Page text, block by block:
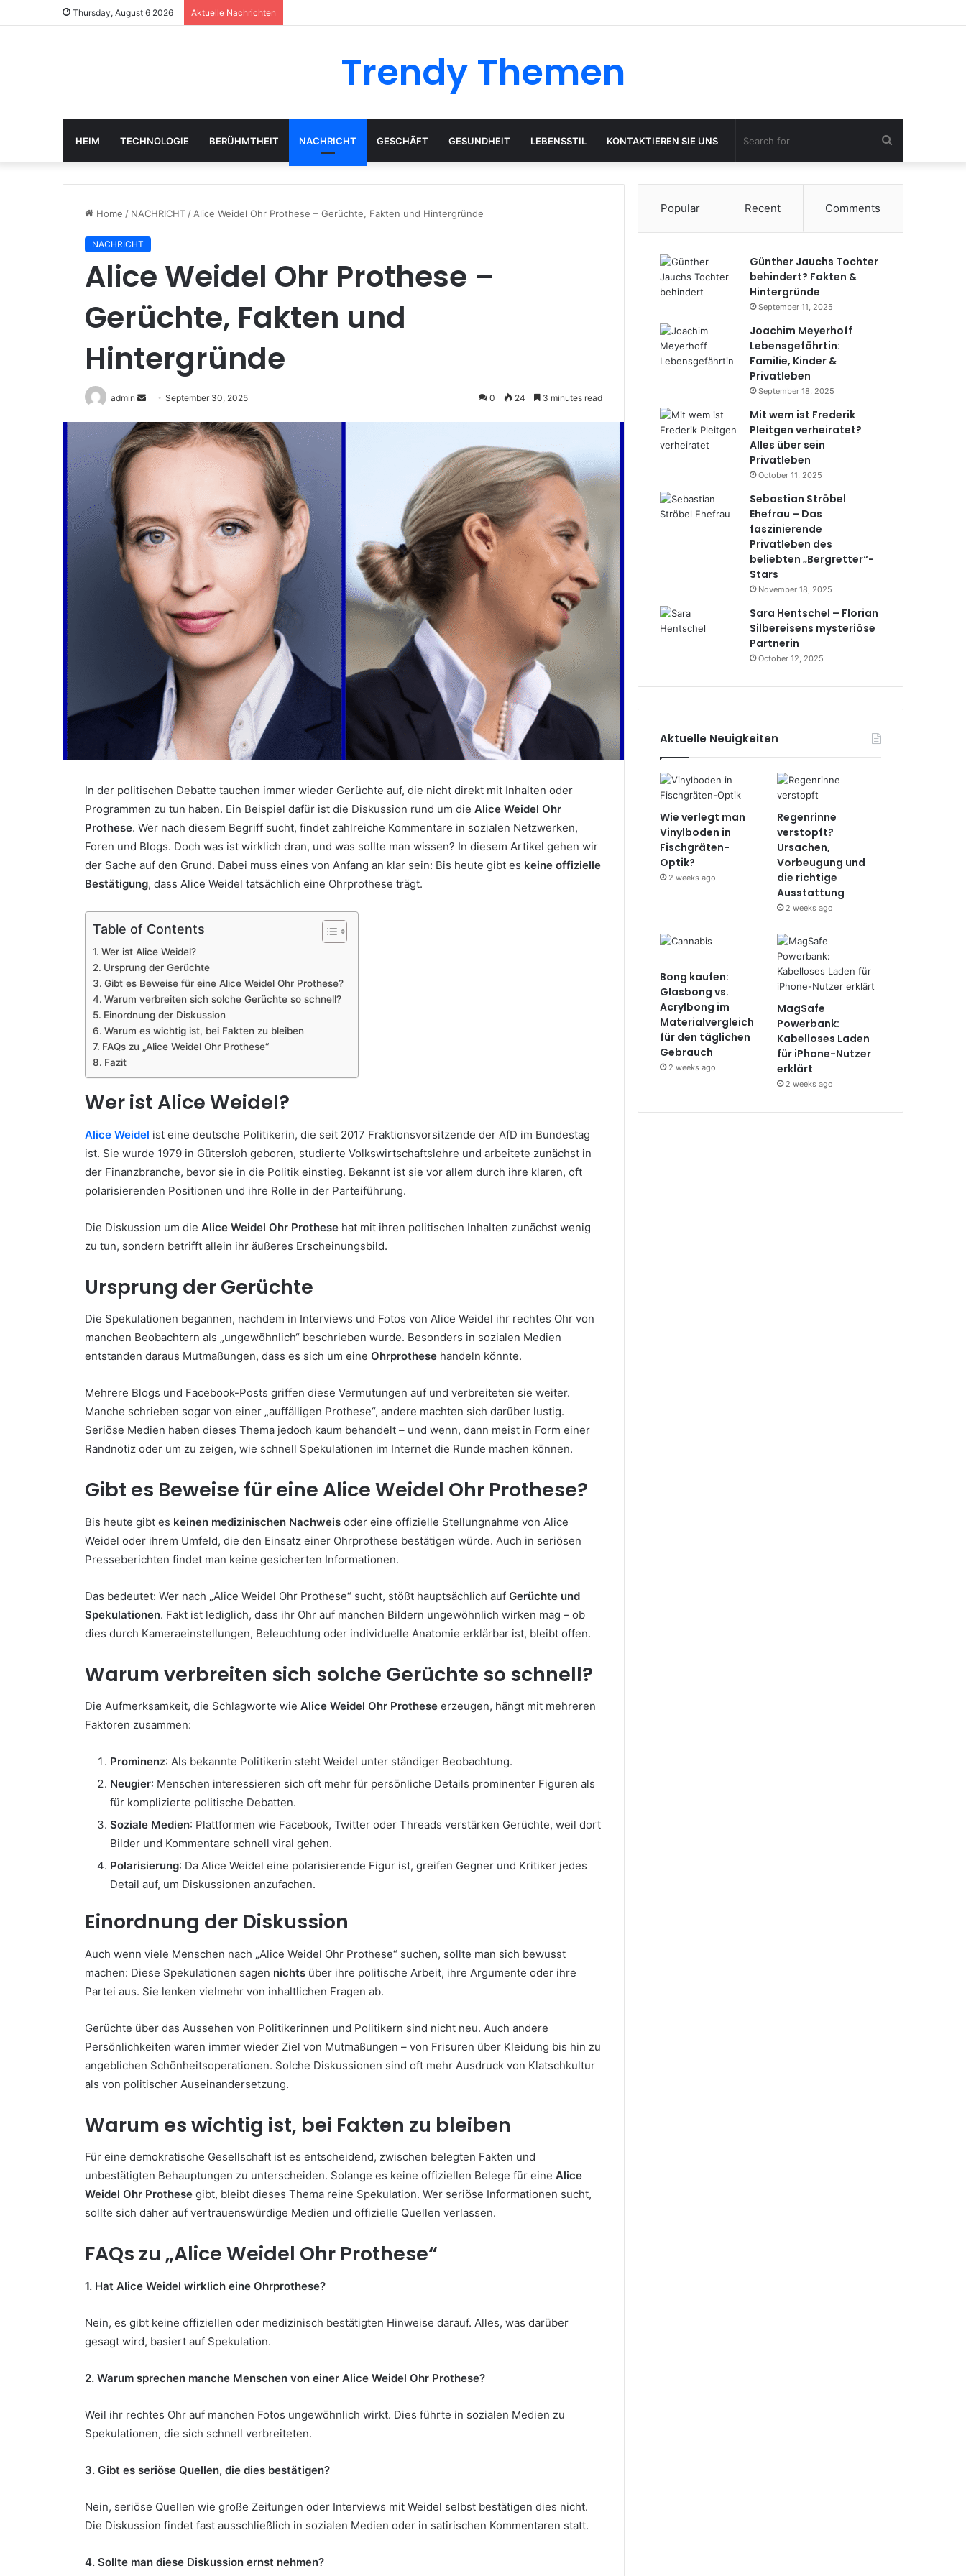
Thursday, August 6 2026 Aktuelle Nachrichten
Trendy Themen
HEIM TECHNOLOGIE BERÜHMTHEIT NACHRICHT GESCHÄFT GESUNDHEIT LEBENSSTIL KONTAKTIEREN SIE UNS Search
for
Home / NACHRICHT / Alice Weidel Ohr Prothese – Gerüchte, Fakten und Hintergründe
NACHRICHT
Alice Weidel Ohr Prothese –
Gerüchte, Fakten und
Hintergründe
admin
n
d
n
m
a
i
September 30, 2025 0 24 3 minutes read
In der politischen Debatte tauchen immer wieder Gerüchte auf, die nicht direkt mit Inhalten oder
Programmen zu tun haben. Ein Beispiel dafür ist die Diskussion rund um die Alice Weidel Ohr
Prothese. Wer nach diesem Begriff sucht, findet zahlreiche Kommentare in sozialen Netzwerken,
Foren und Blogs. Doch was ist wirklich dran, und was sollte man wissen? In diesem Artikel gehen wir
der Sache auf den Grund. Dabei muss eines von Anfang an klar sein: Bis heute gibt es keine offizielle
Bestätigung, dass Alice Weidel tatsächlich eine Ohrprothese trägt.
Table of Contents
Wer ist Alice Weidel?
Ursprung der Gerüchte
Gibt es Beweise für eine Alice Weidel Ohr Prothese?
Warum verbreiten sich solche Gerüchte so schnell?
Einordnung der Diskussion
Warum es wichtig ist, bei Fakten zu bleiben
FAQs zu „Alice Weidel Ohr Prothese“
Fazit
Wer ist Alice Weidel?
Alice Weidel ist eine deutsche Politikerin, die seit 2017 Fraktionsvorsitzende der AfD im Bundestag
ist. Sie wurde 1979 in Gütersloh geboren, studierte Volkswirtschaftslehre und arbeitete zunächst in
der Finanzbranche, bevor sie in die Politik einstieg. Bekannt ist sie vor allem durch ihre klaren, oft
polarisierenden Positionen und ihre Rolle in der Parteiführung.
Die Diskussion um die Alice Weidel Ohr Prothese hat mit ihren politischen Inhalten zunächst wenig
zu tun, sondern betrifft allein ihr äußeres Erscheinungsbild.
Ursprung der Gerüchte
Die Spekulationen begannen, nachdem in Interviews und Fotos von Alice Weidel ihr rechtes Ohr von
manchen Beobachtern als „ungewöhnlich“ beschrieben wurde. Besonders in sozialen Medien
entstanden daraus Mutmaßungen, dass es sich um eine Ohrprothese handeln könnte.
Mehrere Blogs und Facebook-Posts griffen diese Vermutungen auf und verbreiteten sie weiter.
Manche schrieben sogar von einer „auffälligen Prothese“, andere machten sich darüber lustig.
Seriöse Medien haben dieses Thema jedoch kaum behandelt – und wenn, dann meist in Form einer
Randnotiz oder um zu zeigen, wie schnell Spekulationen im Internet die Runde machen können.
Gibt es Beweise für eine Alice Weidel Ohr Prothese?
Bis heute gibt es keinen medizinischen Nachweis oder eine offizielle Stellungnahme von Alice
Weidel oder ihrem Umfeld, die den Einsatz einer Ohrprothese bestätigen würde. Auch in seriösen
Presseberichten findet man keine gesicherten Informationen.
Das bedeutet: Wer nach „Alice Weidel Ohr Prothese“ sucht, stößt hauptsächlich auf Gerüchte und
Spekulationen. Fakt ist lediglich, dass ihr Ohr auf manchen Bildern ungewöhnlich wirken mag – ob
dies durch Kameraeinstellungen, Beleuchtung oder individuelle Anatomie erklärbar ist, bleibt offen.
Warum verbreiten sich solche Gerüchte so schnell?
Die Aufmerksamkeit, die Schlagworte wie Alice Weidel Ohr Prothese erzeugen, hängt mit mehreren
Faktoren zusammen:
Prominenz: Als bekannte Politikerin steht Weidel unter ständiger Beobachtung.
Neugier: Menschen interessieren sich oft mehr für persönliche Details prominenter Figuren als
für komplizierte politische Debatten.
Soziale Medien: Plattformen wie Facebook, Twitter oder Threads verstärken Gerüchte, weil dort
Bilder und Kommentare schnell viral gehen.
Polarisierung: Da Alice Weidel eine polarisierende Figur ist, greifen Gegner und Kritiker jedes
Detail auf, um Diskussionen anzufachen.
Einordnung der Diskussion
Auch wenn viele Menschen nach „Alice Weidel Ohr Prothese“ suchen, sollte man sich bewusst
machen: Diese Spekulationen sagen nichts über ihre politische Arbeit, ihre Argumente oder ihre
Partei aus. Sie lenken vielmehr von inhaltlichen Fragen ab.
Gerüchte über das Aussehen von Politikerinnen und Politikern sind nicht neu. Auch andere
Persönlichkeiten waren immer wieder Ziel von Mutmaßungen – von Frisuren über Kleidung bis hin zu
angeblichen Schönheitsoperationen. Solche Diskussionen sind oft mehr Ausdruck von Klatschkultur
als von politischer Auseinandersetzung.
Warum es wichtig ist, bei Fakten zu bleiben
Für eine demokratische Gesellschaft ist es entscheidend, zwischen belegten Fakten und
unbestätigten Behauptungen zu unterscheiden. Solange es keine offiziellen Belege für eine Alice
Weidel Ohr Prothese gibt, bleibt dieses Thema reine Spekulation. Wer seriöse Informationen sucht,
sollte sich daher auf vertrauenswürdige Medien und offizielle Quellen verlassen.
FAQs zu „Alice Weidel Ohr Prothese“
1. Hat Alice Weidel wirklich eine Ohrprothese?
Nein, es gibt keine offiziellen oder medizinisch bestätigten Hinweise darauf. Alles, was darüber
gesagt wird, basiert auf Spekulation.
2. Warum sprechen manche Menschen von einer Alice Weidel Ohr Prothese?
Weil ihr rechtes Ohr auf manchen Fotos ungewöhnlich wirkt. Dies führte in sozialen Medien zu
Spekulationen, die sich schnell verbreiteten.
3. Gibt es seriöse Quellen, die dies bestätigen?
Nein, seriöse Quellen wie große Zeitungen oder Interviews mit Weidel selbst bestätigen dies nicht.
Die Diskussion findet fast ausschließlich in sozialen Medien oder in satirischen Kommentaren statt.
4. Sollte man diese Diskussion ernst nehmen?
Popular Recent Comments
Günther Jauchs Tochter
behindert? Fakten &
Hintergründe
September 11, 2025
Joachim Meyerhoff
Lebensgefährtin:
Familie, Kinder &
Privatleben
September 18, 2025
Mit wem ist Frederik
Pleitgen verheiratet?
Alles über sein
Privatleben
October 11, 2025
Sebastian Ströbel
Ehefrau – Das
faszinierende
Privatleben des
beliebten „Bergretter“-
Stars
November 18, 2025
Sara Hentschel – Florian
Silbereisens mysteriöse
Partnerin
October 12, 2025
Aktuelle Neuigkeiten
Wie verlegt man
Vinylboden in
Fischgräten-
Optik?
2 weeks ago
Regenrinne
verstopft?
Ursachen,
Vorbeugung und
die richtige
Ausstattung
2 weeks ago
Bong kaufen:
Glasbong vs.
Acrylbong im
Materialvergleich
für den täglichen
Gebrauch
2 weeks ago
MagSafe
Powerbank:
Kabelloses Laden
für iPhone-Nutzer
erklärt
2 weeks ago